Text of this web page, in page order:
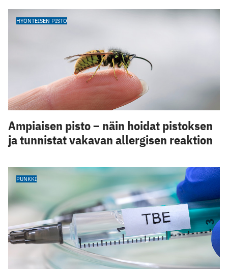
HYÖNTEISEN PISTO
Ampiaisen pisto – näin hoidat pistoksen
ja tunnistat vakavan allergisen reaktion
PUNKKI